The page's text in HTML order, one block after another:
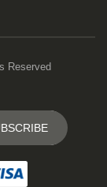
Reserved